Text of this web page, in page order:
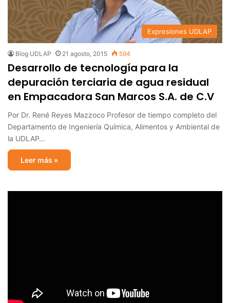
Expresiones UDLAP
Blog UDLAP 21 agosto, 2015 594
Desarrollo de tecnología para la
depuración terciaria de agua residual
en Empacadora San Marcos S.A. de C.V
Por Dr. René Reyes Mazzoco Profesor de tiempo completo del
Departamento de Ingeniería Química, Alimentos y Ambiental de
la UDLAP…
Leer más »